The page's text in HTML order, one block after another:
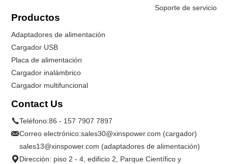
Soporte de servicio
Productos
Adaptadores de alimentación
Cargador USB
Placa de alimentación
Cargador inalámbrico
Cargador multifuncional
Contact Us
Teléfono:86 - 157 7907 7897
Correo electrónico:sales30@xinspower.com (cargador)
sales13@xinspower.com (adaptadores de alimentación)
Dirección: piso 2 - 4, edificio 2, Parque Científico y